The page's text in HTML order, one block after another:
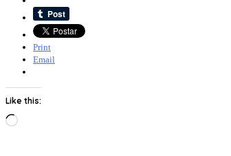
Print
Email
Like this:
Loading…